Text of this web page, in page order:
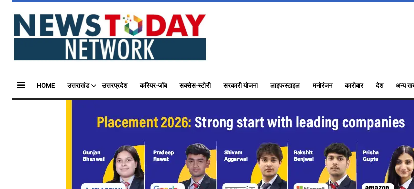
HOME उत्तराखंड उत्तरप्रदेश करियर-जॉब सक्सेस-स्टोरी सरकारी योजना लाइफस्टाइल मनोरंजन कारोबार देश अन्य